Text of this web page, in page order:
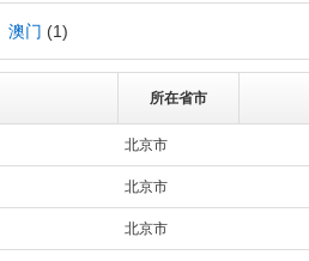
澳门 (1)
所在省市
北京市
北京市
北京市